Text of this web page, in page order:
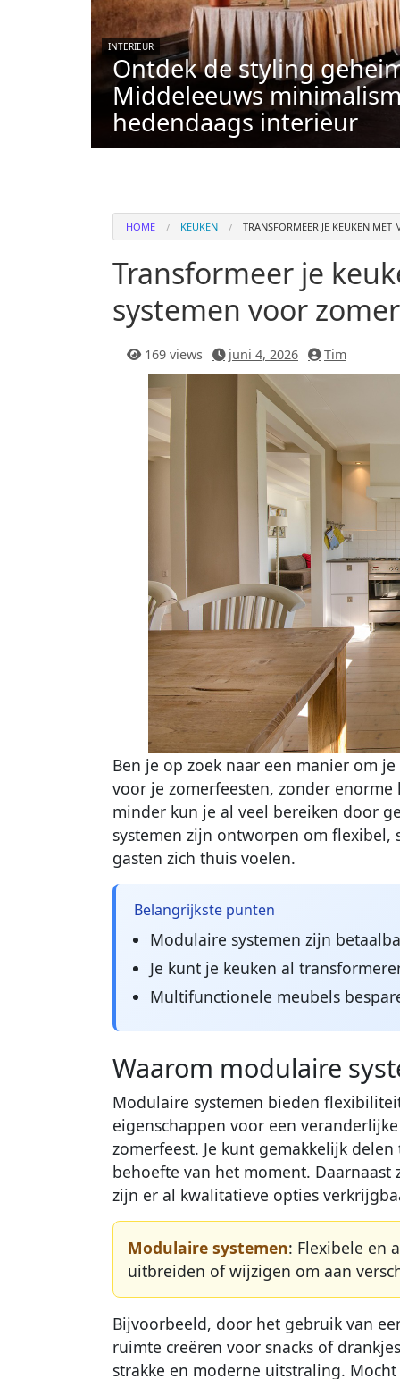
INTERIEUR
Ontdek de styling
Middeleeuws
hedendaags interieur
HOME KEUKEN TRANSFORMEER JE KEUKEN MET
Transformeer je
systemen voor
169 views juni 4, 2026 Tim
Ben je op zoek naar een manier om
voor je zomerfeesten, zonder
minder kun je al veel bereiken door
systemen zijn ontworpen om
gasten zich thuis voelen.
Belangrijkste punten
Modulaire systemen zijn
Je kunt je keuken al
Multifunctionele meubels
Waarom modulaire
Modulaire systemen bieden
eigenschappen voor een
zomerfeest. Je kunt gemakkelijk
behoefte van het moment. Daarnaast
zijn er al kwalitatieve opties
Modulaire systemen: Flexibele en
uitbreiden of wijzigen om aan
Bijvoorbeeld, door het gebruik van
ruimte creëren voor snacks of
strakke en moderne uitstraling.